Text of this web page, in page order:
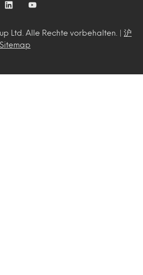
Ltd. Alle Rechte vorbehalten. | 沪
Sitemap